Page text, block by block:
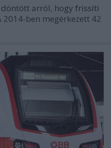
döntött arról, hogy frissíti
2014-ben megérkezett 42